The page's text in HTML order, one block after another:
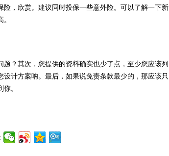
，欣赏。建议同时投保一些意外险。可以了解一下新
？其次，您提供的资料确实也少了点，至少您应该列
计方案呐。最后，如果说免责条款最少的，那应该只
。